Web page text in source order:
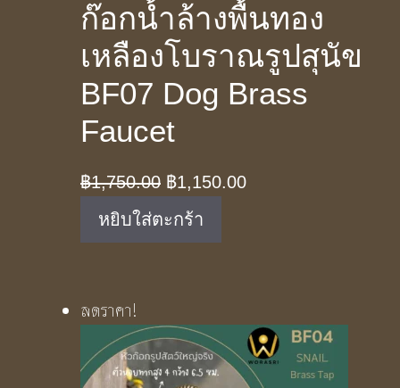
ก๊อกน้ำล้างพื้นทอง
เหลืองโบราณรูปสุนัข
BF07 Dog Brass
Faucet
฿1,750.00 Original
price
was:
฿1,150.00Current
หยิบใส่ตะกร้า
ลดราคา!